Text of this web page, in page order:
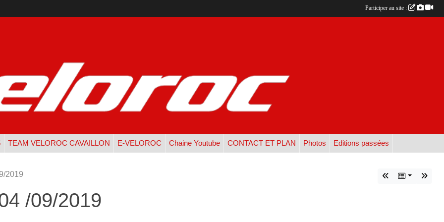
TEAM VELOROC CAVAILLON E-VELOROC Chaine Youtube CONTACT ET PLAN Photos Editions passées
2019
/09/2019
Participer au site :